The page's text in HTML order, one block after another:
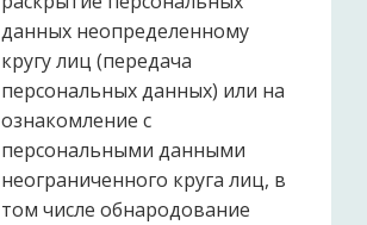
данных неопределенному
кругу лиц (передача
персональных данных) или на
ознакомление с
персональными данными
неограниченного круга лиц, в
том числе обнародование